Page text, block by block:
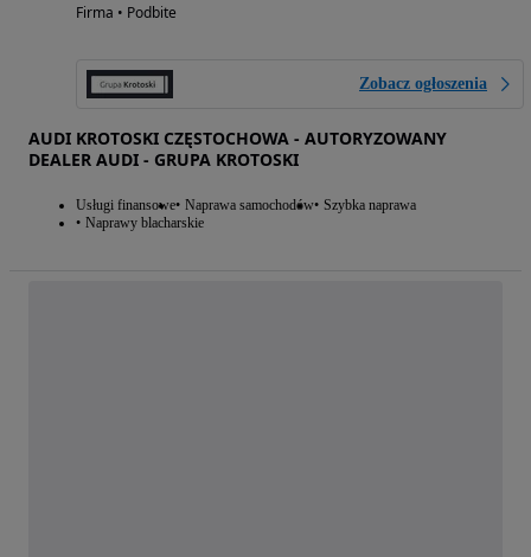
Firma • Podbite
Zobacz ogłoszenia
AUDI KROTOSKI CZĘSTOCHOWA - AUTORYZOWANY
DEALER AUDI - GRUPA KROTOSKI
Usługi finansowe Naprawa samochodów Szybka naprawa
Naprawy blacharskie